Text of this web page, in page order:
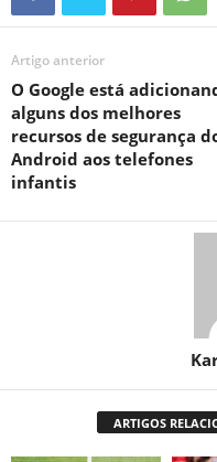
Artigo anterior
O Google está
alguns dos melhores
recursos de segurança
Android aos telefones
infantis
ARTIGOS